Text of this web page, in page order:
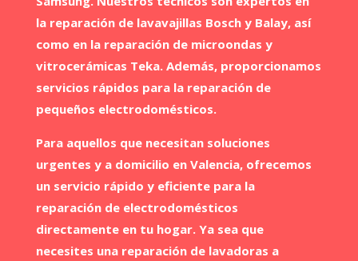
la reparación de lavavajillas Bosch y Balay, así
como en la reparación de microondas y
vitrocerámicas Teka. Además, proporcionamos
servicios rápidos para la reparación de
pequeños electrodomésticos.
Para aquellos que necesitan soluciones
urgentes y a domicilio en Valencia, ofrecemos
un servicio rápido y eficiente para la
reparación de electrodomésticos
directamente en tu hogar. Ya sea que
necesites una reparación de lavadoras a